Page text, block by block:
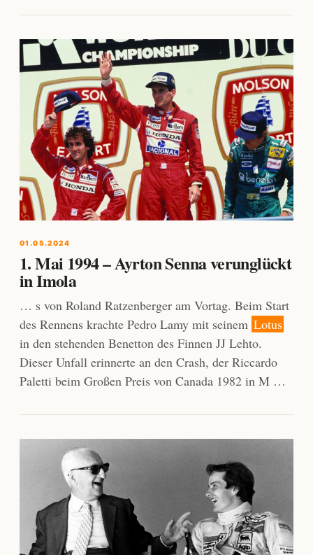
01.05.2024
1. Mai 1994 – Ayrton Senna verunglückt
in Imola
… s von Roland Ratzenberger am Vortag. Beim Start
des Rennens krachte Pedro Lamy mit seinem Lotus
in den stehenden Benetton des Finnen JJ Lehto.
Dieser Unfall erinnerte an den Crash, der Riccardo
Paletti beim Großen Preis von Canada 1982 in M …